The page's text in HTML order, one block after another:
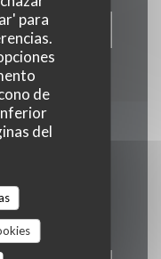
para
de
del
día
correo electrónico.